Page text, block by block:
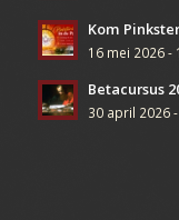
Kom
16 mei 2026 -
Betacursus
30 april 2026